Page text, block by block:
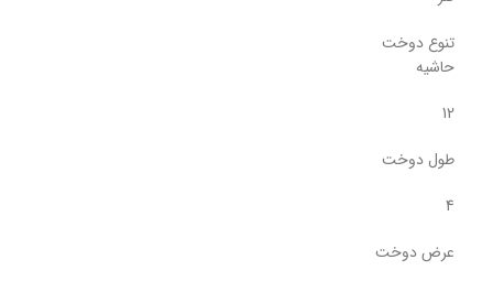
تنوع دوخت
حاشیه
12
طول دوخت
4
عرض دوخت